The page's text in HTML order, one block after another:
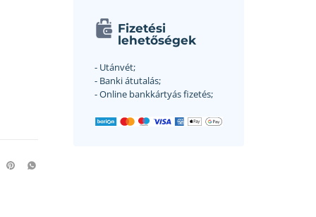
Fizetési
lehetőségek
- Utánvét;
- Banki átutalás;
- Online bankkártyás fizetés;